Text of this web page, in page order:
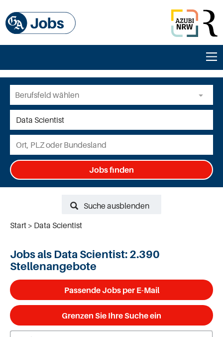
Jobs finden
Suche ausblenden
Start
Data Scientist
Jobs als Data Scientist:2.390
Stellenangebote
Passende Jobs per E-Mail
Grenzen Sie Ihre Suche ein